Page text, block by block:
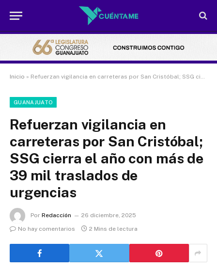
Inicio » Refuerzan vigilancia en carreteras por San Cristóbal; SSG cierra el año con más de 39 mil traslados de urgencias
GUANAJUATO
Refuerzan vigilancia en
carreteras por San Cristóbal;
SSG cierra el año con más de
39 mil traslados de
urgencias
Por Redacción
26 diciembre, 2025
No hay comentarios
2 Mins de lectura